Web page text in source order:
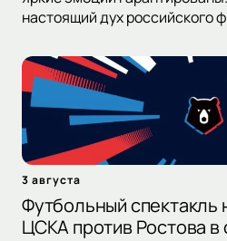
настоящий дух российского
3 августа
Футбольный спектакль
ЦСКА против Ростова